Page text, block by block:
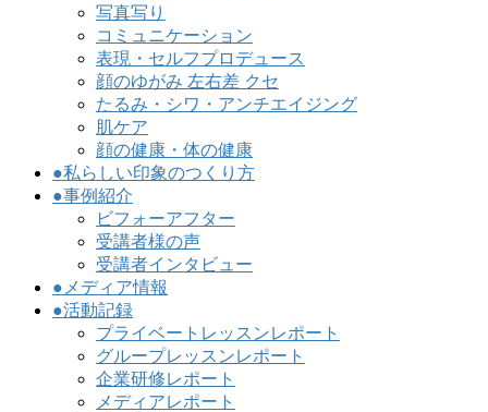
写真写り
コミュニケーション
表現・セルフプロデュース
顔のゆがみ 左右差 クセ
たるみ・シワ・アンチエイジング
肌ケア
顔の健康・体の健康
●私らしい印象のつくり方
●事例紹介
ビフォーアフター
受講者様の声
受講者インタビュー
●メディア情報
●活動記録
プライベートレッスンレポート
グループレッスンレポート
企業研修レポート
メディアレポート